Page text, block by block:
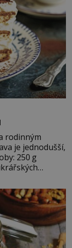
rodinným
je jednodušší,
g
Žloutky
do nich